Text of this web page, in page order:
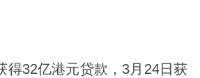
得32亿港元贷款，3月24日获